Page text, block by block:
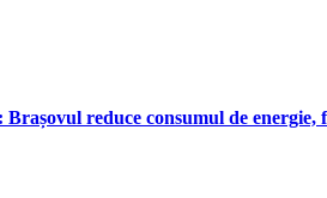
reduce consumul de energie,